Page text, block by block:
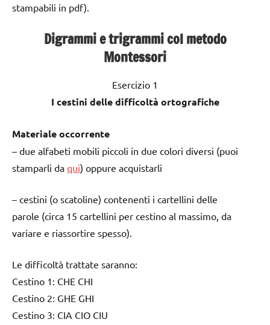
stampabili in pdf).
Digrammi e trigrammi col metodo
Montessori
Esercizio 1
I cestini delle difficoltà ortografiche
Materiale occorrente
– due alfabeti mobili piccoli in due colori diversi (puoi
stamparli da qui) oppure acquistarli
– cestini (o scatoline) contenenti i cartellini delle
parole (circa 15 cartellini per cestino al massimo, da
variare e riassortire spesso).
Le difficoltà trattate saranno:
Cestino 1: CHE CHI
Cestino 2: GHE GHI
Cestino 3: CIA CIO CIU